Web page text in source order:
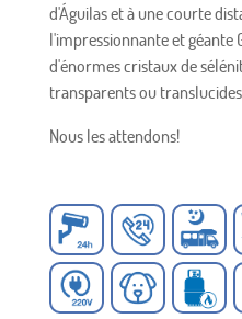
d'Águilas et à une courte
l'impressionnante et géante
d'énormes cristaux de
transparents ou
Nous les attendons!